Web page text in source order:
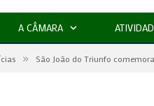
A CÂMARA
» São João do Triunfo